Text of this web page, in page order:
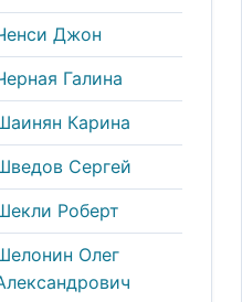
Джон
Галина
Карина
Сергей
Роберт
Олег